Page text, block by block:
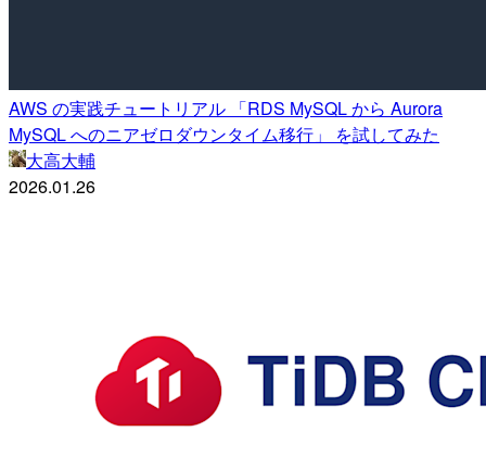
AWS の実践チュートリアル 「RDS MySQL から Aurora
MySQL へのニアゼロダウンタイム移行」 を試してみた
大高大輔
2026.01.26